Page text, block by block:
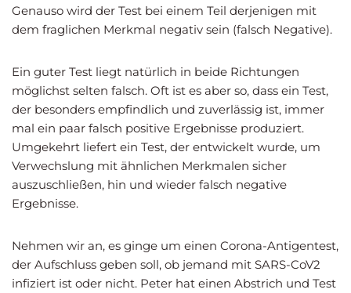
Genauso wird der Test bei einem Teil derjenigen mit
dem fraglichen Merkmal negativ sein (falsch Negative).
Ein guter Test liegt natürlich in beide Richtungen
möglichst selten falsch. Oft ist es aber so, dass ein Test,
der besonders empfindlich und zuverlässig ist, immer
mal ein paar falsch positive Ergebnisse produziert.
Umgekehrt liefert ein Test, der entwickelt wurde, um
Verwechslung mit ähnlichen Merkmalen sicher
auszuschließen, hin und wieder falsch negative
Ergebnisse.
Nehmen wir an, es ginge um einen Corona-Antigentest,
der Aufschluss geben soll, ob jemand mit SARS-CoV2
infiziert ist oder nicht. Peter hat einen Abstrich und Test